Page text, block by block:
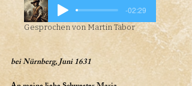
-02:29
Gesprochen von Martin Tabor
bei Nürnberg, Juni 1631